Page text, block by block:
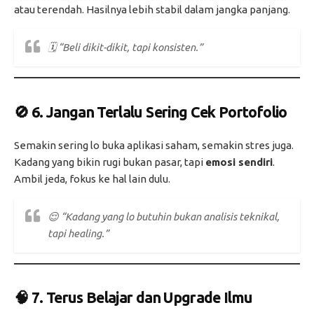
atau terendah. Hasilnya lebih stabil dalam jangka panjang.
🗓️“Beli dikit-dikit, tapi konsisten.”
🚫 6. Jangan Terlalu Sering Cek Portofolio
Semakin sering lo buka aplikasi saham, semakin stres juga.
Kadang yang bikin rugi bukan pasar, tapi emosi sendiri.
Ambil jeda, fokus ke hal lain dulu.
😌 “Kadang yang lo butuhin bukan analisis teknikal,
tapi healing.”
🧠 7. Terus Belajar dan Upgrade Ilmu